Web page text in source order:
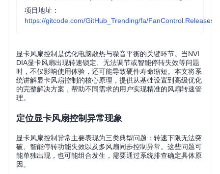
项目地址：
https://gitcode.com/GitHub_Trending/fa/FanControl.Releases
显卡风扇控制是优化电脑散热与噪音平衡的关键环节。当NVI
DIA显卡风扇出现转速锁定、无法调节或智能停转失效等问题
时，不仅影响使用体验，还可能导致硬件寿命缩短。本文将系
统讲解显卡风扇控制的核心原理，提供从基础设置到高级优化
的完整解决方案，帮助不同需求的用户实现精准的风扇转速管
理。
定位显卡风扇控制异常现象
显卡风扇控制异常主要表现为三类典型问题：转速下限无法突
破、智能停转功能失效以及多风扇同步控制异常。这些问题可
能单独出现，也可能组合发生，需要通过系统排查确定具体原
因。